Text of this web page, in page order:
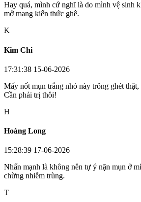
Hay quá, mình cứ nghĩ là do mình vệ sinh
mở mang kiến thức ghê.
K
Kim Chi
17:31:38 15-06-2026
Mấy nốt mụn trắng nhỏ này trông ghét
Cần phải trị thôi!
H
Hoàng Long
15:28:39 17-06-2026
Nhấn mạnh là không nên tự ý nặn mụn ở
chừng nhiễm trùng.
T